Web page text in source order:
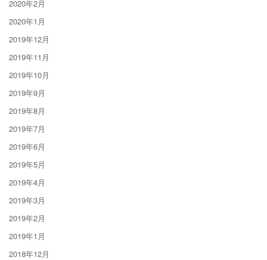
2020年2月
2020年1月
2019年12月
2019年11月
2019年10月
2019年9月
2019年8月
2019年7月
2019年6月
2019年5月
2019年4月
2019年3月
2019年2月
2019年1月
2018年12月